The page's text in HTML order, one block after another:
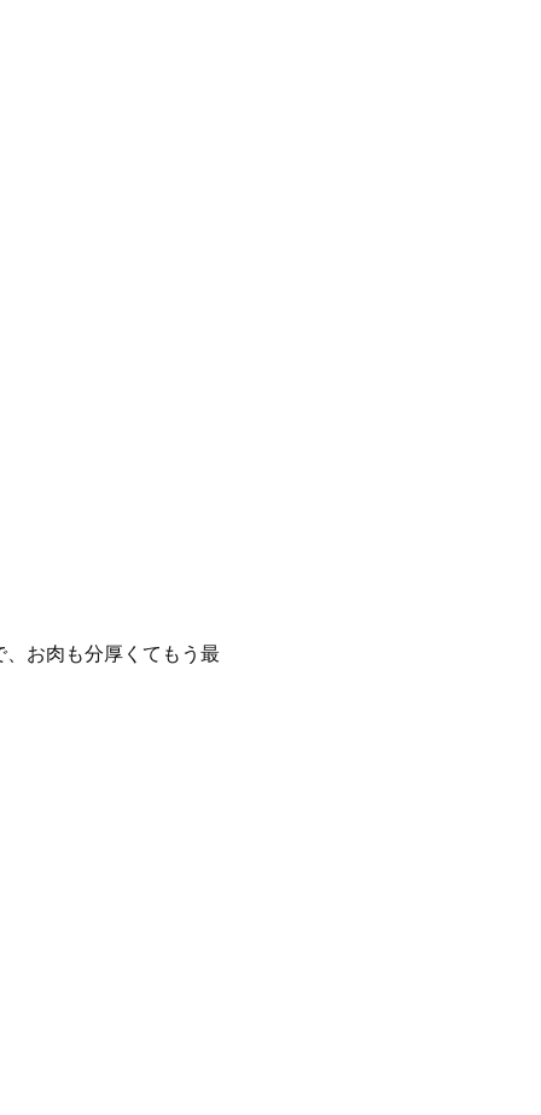
お肉も分厚くてもう最